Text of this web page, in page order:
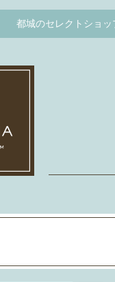
都城のセレクトショ